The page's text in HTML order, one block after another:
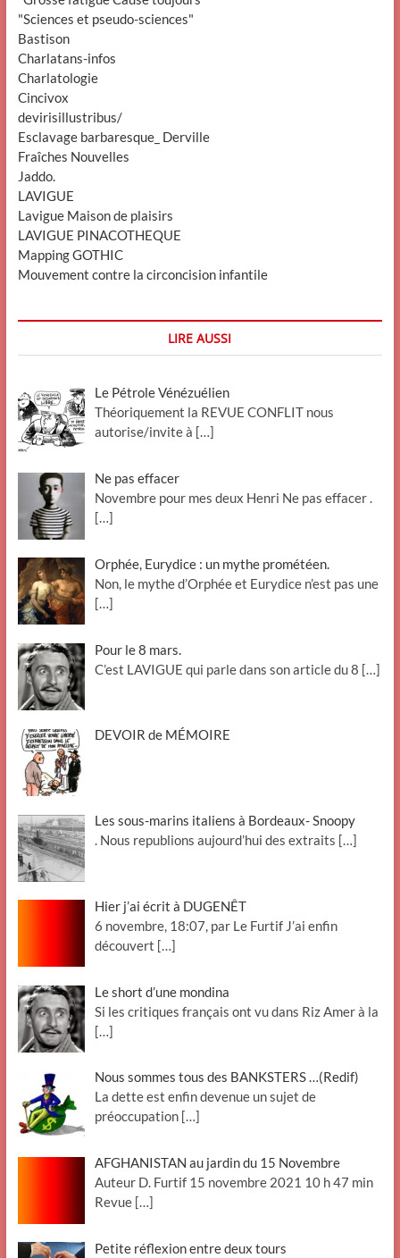
"Sciences et pseudo-sciences"
Bastison
Charlatans-infos
Charlatologie
Cincivox
devirisillustribus/
Esclavage barbaresque_ Derville
Fraîches Nouvelles
Jaddo.
LAVIGUE
Lavigue Maison de plaisirs
LAVIGUE PINACOTHEQUE
Mapping GOTHIC
Mouvement contre la circoncision infantile
LIRE AUSSI
Le Pétrole Vénézuélien
Théoriquement la REVUE CONFLIT nous
autorise/invite à […]
Ne pas effacer
Novembre pour mes deux Henri Ne pas effacer .
[…]
Orphée, Eurydice : un mythe prométéen.
Non, le mythe d’Orphée et Eurydice n’est pas une
[…]
Pour le 8 mars.
C’est LAVIGUE qui parle dans son article du 8 […]
DEVOIR de MÉMOIRE
Les sous-marins italiens à Bordeaux- Snoopy
. Nous republions aujourd’hui des extraits […]
Hier j’ai écrit à DUGENÊT
6 novembre, 18:07, par Le Furtif J’ai enfin
découvert […]
Le short d’une mondina
Si les critiques français ont vu dans Riz Amer à la
[…]
Nous sommes tous des BANKSTERS …(Redif)
La dette est enfin devenue un sujet de
préoccupation […]
AFGHANISTAN au jardin du 15 Novembre
Auteur D. Furtif 15 novembre 2021 10 h 47 min
Revue […]
Petite réflexion entre deux tours